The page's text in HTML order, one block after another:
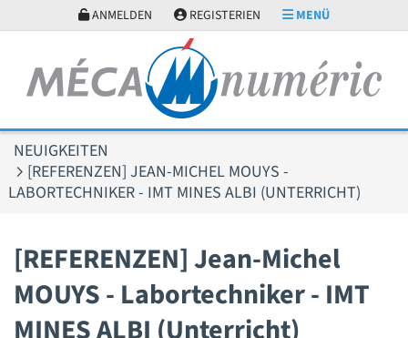
ANMELDEN REGISTERIEN MENÜ
NEUIGKEITEN
[REFERENZEN] JEAN-MICHEL MOUYS -
LABORTECHNIKER - IMT MINES ALBI (UNTERRICHT)
[REFERENZEN] Jean-Michel
MOUYS - Labortechniker - IMT
MINES ALBI (Unterricht)
Cookie-Einstellungen